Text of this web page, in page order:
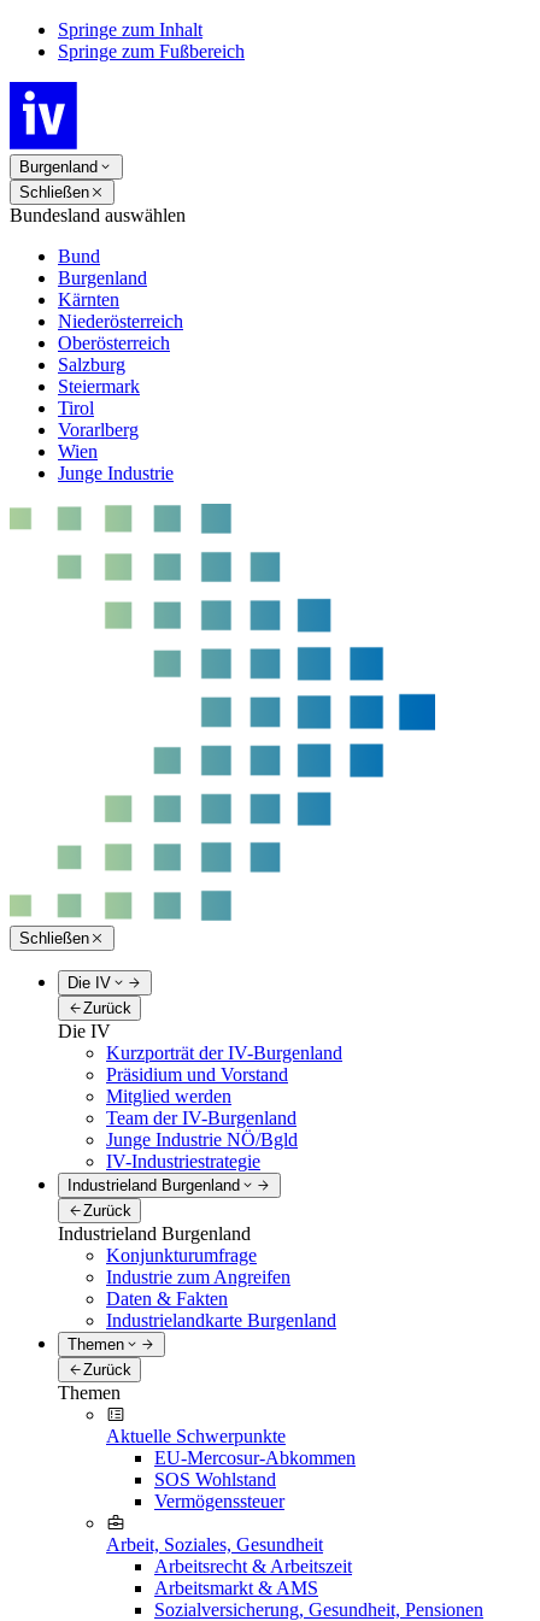
Springe zum Inhalt
Springe zum Fußbereich
Burgenland
Schließen
Bundesland auswählen
Bund
Burgenland
Kärnten
Niederösterreich
Oberösterreich
Salzburg
Steiermark
Tirol
Vorarlberg
Wien
Junge Industrie
Schließen
Die IV
Zurück
Die IV
Kurzporträt der IV-Burgenland
Präsidium und Vorstand
Mitglied werden
Team der IV-Burgenland
Junge Industrie NÖ/Bgld
IV-Industriestrategie
Industrieland Burgenland
Zurück
Industrieland Burgenland
Konjunkturumfrage
Industrie zum Angreifen
Daten & Fakten
Industrielandkarte Burgenland
Themen
Zurück
Themen
Aktuelle Schwerpunkte
EU-Mercosur-Abkommen
SOS Wohlstand
Vermögenssteuer
Arbeit, Soziales, Gesundheit
Arbeitsrecht & Arbeitszeit
Arbeitsmarkt & AMS
Sozialversicherung, Gesundheit, Pensionen